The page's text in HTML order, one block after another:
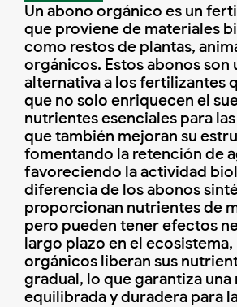
Un abono orgánico es un
que proviene de materiales
como restos de plantas,
orgánicos. Estos abonos son
alternativa a los fertilizantes
que no solo enriquecen el
nutrientes esenciales para
que también mejoran su
fomentando la retención de
favoreciendo la actividad
diferencia de los abonos
proporcionan nutrientes de
pero pueden tener efectos
largo plazo en el
orgánicos liberan sus
gradual, lo que garantiza
equilibrada y duradera para